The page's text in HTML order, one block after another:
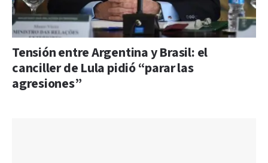
Tensión entre Argentina y Brasil: el
canciller de Lula pidió “parar las
agresiones”